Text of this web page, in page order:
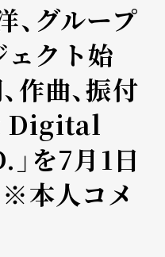
グループ
クト始
作曲、振付
Digital
を7月1日
※本人コメ